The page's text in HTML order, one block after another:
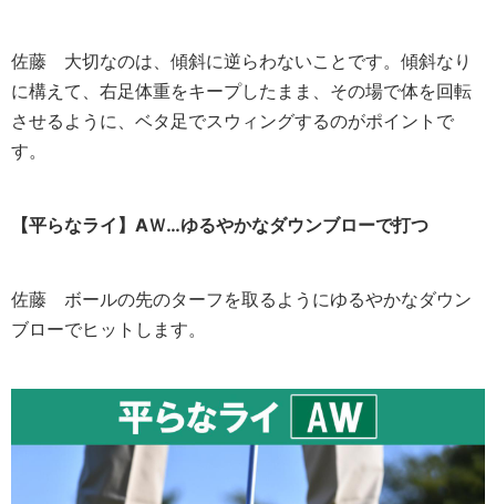
佐藤 大切なのは、傾斜に逆らわないことです。傾斜なり
に構えて、右足体重をキープしたまま、その場で体を回転
させるように、ベタ足でスウィングするのがポイントで
す。
【平らなライ】AＷ…ゆるやかなダウンブローで打つ
佐藤 ボールの先のターフを取るようにゆるやかなダウン
ブローでヒットします。